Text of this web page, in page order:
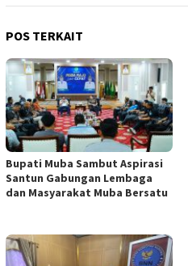
POS TERKAIT
Bupati Muba Sambut Aspirasi
Santun Gabungan Lembaga
dan Masyarakat Muba Bersatu